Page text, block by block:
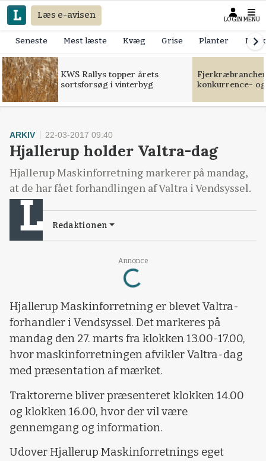
Læs e-avisen LOGIN MENU
Seneste Mest læste Kvæg Grise Planter
KWS Rallys topper årets
sortsforsøg i vinterbyg
konkurrence-
Annonce
Loading...
ARKIV 22-03-2017 09:40
Hjallerup holder Valtra-dag
Hjallerup Maskinforretning markerer på mandag,
at de har fået forhandlingen af Valtra i Vendsyssel.
Redaktionen
Hjallerup Maskinforretning er blevet Valtra-
forhandler i Vendsyssel. Det markeres på
mandag den 27. marts fra klokken 13.00-17.00,
hvor maskinforretningen afvikler Valtra-dag
med præsentation af mærket.
Traktorerne bliver præsenteret klokken 14.00
og klokken 16.00, hvor der vil være
gennemgang og information.
Udover Hjallerup Maskinforretnings eget